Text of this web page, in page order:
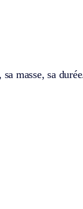
masse, sa